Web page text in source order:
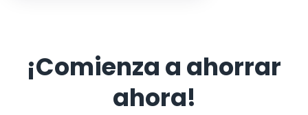
¡Comienza a ahorrar
ahora!